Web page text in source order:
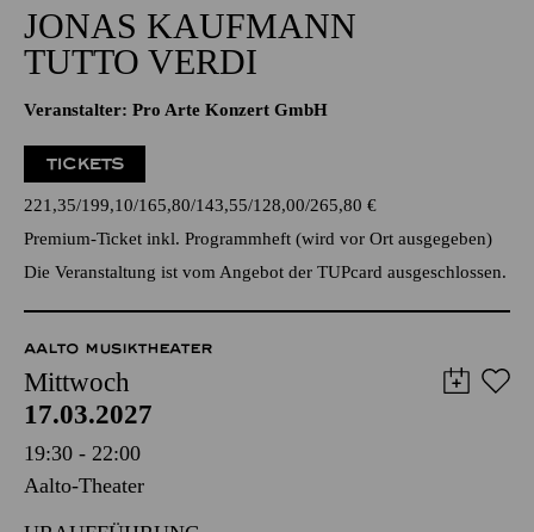
20:00 - 22:00
Alfried Krupp Saal
JONAS KAUFMANN
Veranstalter: Pro Arte Konzert GmbH
TICKETS
221,35 199,10 165,80 143,55 128,00 265,80€
Premium-Ticket inkl. Programmheft (wird vor Ort ausgegeben)
Die Veranstaltung ist vom Angebot der TUPcard ausgeschlossen.
AALTO MUSIKTHEATER
Mittwoch
17.03.2027
19:30 - 22:00